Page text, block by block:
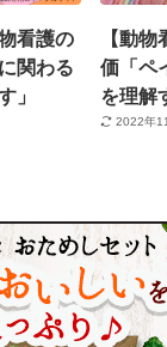
看護の
関わる
」
【動
価「ペ
を理解
2022年